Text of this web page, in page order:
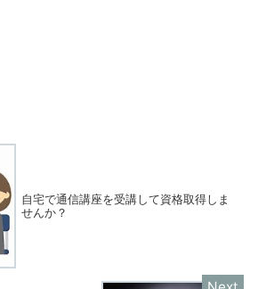
自宅で通信講座を受講して資格取得しま
せんか？